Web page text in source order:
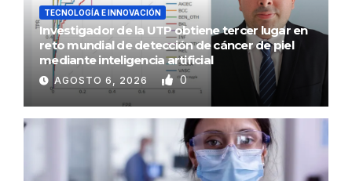
TECNOLOGÍA E INNOVACIÓN
Investigador de la UTP obtiene tercer lugar en
reto mundial de detección de cáncer de piel
mediante inteligencia artificial
AGOSTO 6, 2026 0